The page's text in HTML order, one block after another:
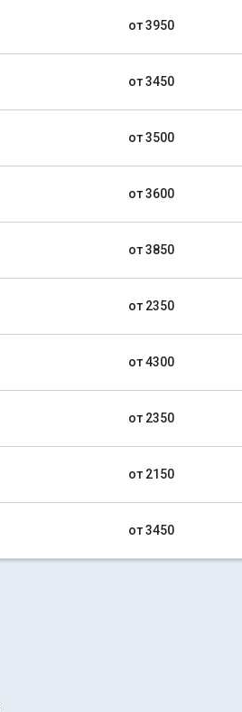
от 3950
от 3450
от 3500
от 3600
от 3850
от 2350
от 4300
от 2350
от 2150
от 3450